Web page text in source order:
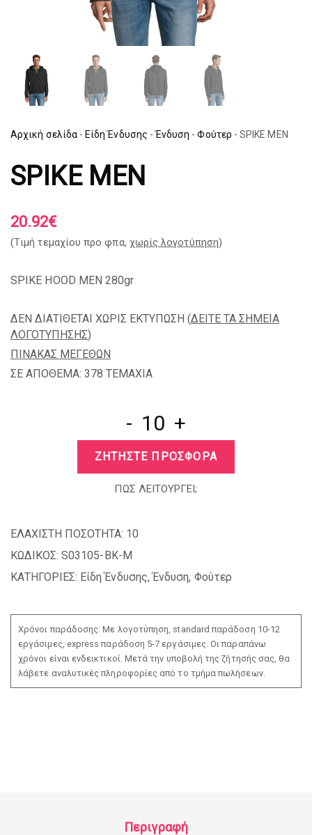
Αρχική σελίδα - Είδη Ένδυσης - Ένδυση - Φούτερ - SPIKE MEN
SPIKE MEN
20.92€
(Tιμή τεμαχίου προ φπα, χωρίς λογοτύπηση)
SPIKE HOOD MEN 280gr
ΔΕΝ ΔΙΑΤΙΘΕΤΑΙ ΧΩΡΙΣ ΕΚΤΥΠΩΣΗ (ΔΕΙΤΕ ΤΑ ΣΗΜΕΙΑ
ΛΟΓΟΤΥΠΗΣΗΣ)
ΠΙΝΑΚΑΣ ΜΕΓΕΘΩΝ
ΣΕ ΑΠΟΘΕΜΑ: 378 TEMAXIA
- +
ΖΗΤΗΣΤΕ ΠΡΟΣΦΟΡΑ
ΠΩΣ ΛΕΙΤΟΥΡΓΕΙ;
ΕΛΑΧΙΣΤΗ ΠΟΣΟΤΗΤΑ: 10
ΚΩΔΙΚΟΣ: S03105-BK-M
ΚΑΤΗΓΟΡΙΕΣ: Είδη Ένδυσης,Ένδυση, Φούτερ
Χρόνοι παράδοσης: Με λογοτύπηση, standard παράδοση 10-12
εργάσιμες, express παράδοση 5-7 εργάσιμες. Οι παραπάνω
χρόνοι είναι ενδεικτικοί. Μετά την υποβολή της ζήτησής σας, θα
λάβετε αναλυτικές πληροφορίες από το τμήμα πωλήσεων.
Περιγραφή